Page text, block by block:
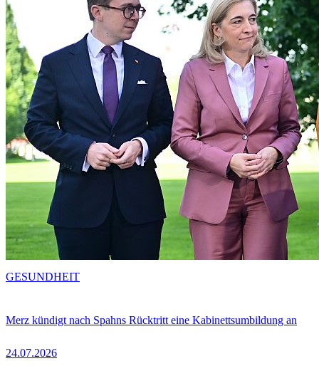
Merz kündigt nach Spahns Rücktritt eine Kabinettsumbildung an
24.07.2026
GESUNDHEIT